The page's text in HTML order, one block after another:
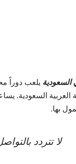
يلعب دوراً
العربية السعودية.
بها.
لا تتردد